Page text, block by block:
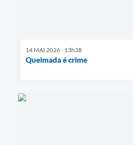
14 MAI 2026 - 13h38
Queimada é crime